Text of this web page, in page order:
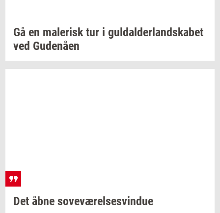
Gå en ma­le­risktur i gul­dal­der­land­ska­bet
ved Gu­denå­en
Det åbne sove­væ­rel­ses­vin­due